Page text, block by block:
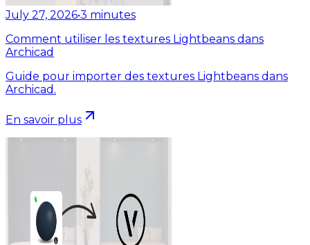
July 27, 2026•3 minutes
Comment utiliser les textures Lightbeans dans
Archicad
Guide pour importer des textures Lightbeans dans
Archicad.
En savoir plus